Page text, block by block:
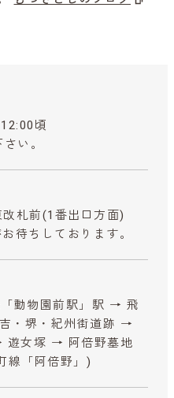
頃
い。
札前(1番出口方面)
待ちしております。
「動物園前駅」駅 → 飛
・堺・紀州街道跡 →
女塚 → 阿倍野墓地
線「阿倍野」)